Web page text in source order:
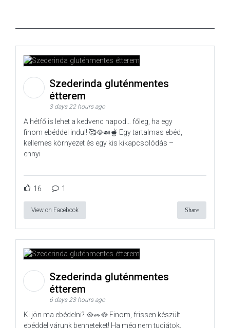
Szederinda gluténmentes
étterem
3 days 22 hours ago
A hétfő is lehet a kedvenc napod… főleg, ha egy
finom ebéddel indul! 🥰🥘🍛🫕 Egy tartalmas ebéd,
kellemes környezet és egy kis kikapcsolódás –
ennyi
16 1
View on Facebook Share
Szederinda gluténmentes
étterem
6 days 23 hours ago
Ki jön ma ebédelni? 🥘🥗🥘 Finom, frissen készült
ebéddel várunk benneteket! Ha még nem tudjátok,